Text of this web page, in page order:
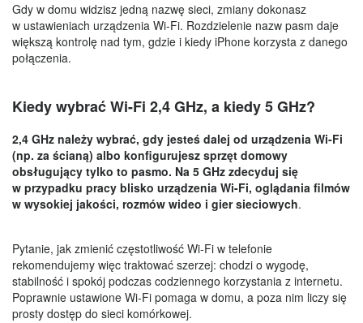
Gdy w domu widzisz jedną nazwę sieci, zmiany dokonasz
w ustawieniach urządzenia Wi-Fi. Rozdzielenie nazw pasm daje
większą kontrolę nad tym, gdzie i kiedy iPhone korzysta z danego
połączenia.
Kiedy wybrać Wi-Fi 2,4 GHz, a kiedy 5 GHz?
2,4 GHz należy wybrać, gdy jesteś dalej od urządzenia Wi-Fi
(np. za ścianą) albo konfigurujesz sprzęt domowy
obsługujący tylko to pasmo. Na 5 GHz zdecyduj się
w przypadku pracy blisko urządzenia Wi-Fi, oglądania filmów
w wysokiej jakości, rozmów wideo i gier sieciowych.
Pytanie, jak zmienić częstotliwość Wi-Fi w telefonie
rekomendujemy więc traktować szerzej: chodzi o wygodę,
stabilność i spokój podczas codziennego korzystania z internetu.
Poprawnie ustawione Wi-Fi pomaga w domu, a poza nim liczy się
prosty dostęp do sieci komórkowej.